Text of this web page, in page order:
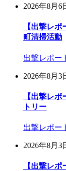
2026年8月6
【出撃レ
町清掃活動
出撃レポー
2026年8月3
【出撃レ
トリー
出撃レポー
2026年8月3
【出撃レ